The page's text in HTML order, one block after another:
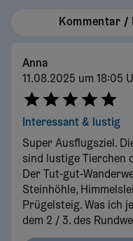
Kommentar /
Anna
11.08.2025 um 18:05
Interessant & lustig
Super Ausflugsziel.
sind lustige Tierchen
Der Tut-gut-
Steinhöhle,
Prügelsteig. Was ich
dem 2 / 3. des